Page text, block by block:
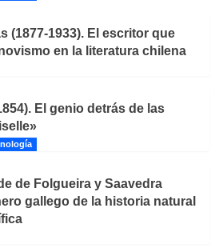
(1877-1933). El escritor que
en la literatura chilena
El genio detrás de las
de Folgueira y Saavedra
gallego de la historia natural